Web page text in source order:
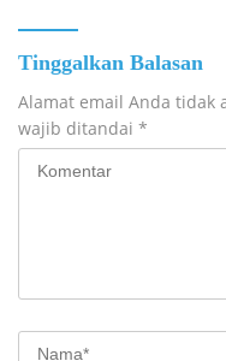
Tinggalkan Balasan
Alamat email Anda tidak
wajib ditandai *